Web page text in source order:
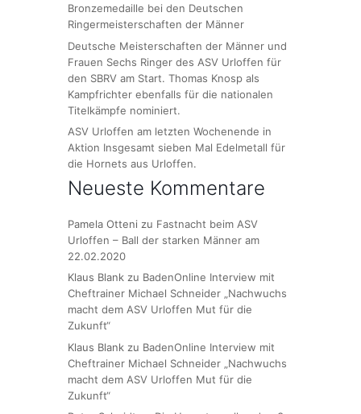
Bronzemedaille bei den Deutschen
Ringermeisterschaften der Männer
Deutsche Meisterschaften der Männer und
Frauen Sechs Ringer des ASV Urloffen für
den SBRV am Start. Thomas Knosp als
Kampfrichter ebenfalls für die nationalen
Titelkämpfe nominiert.
ASV Urloffen am letzten Wochenende in
Aktion Insgesamt sieben Mal Edelmetall für
die Hornets aus Urloffen.
Neueste Kommentare
Pamela Otteni zu Fastnacht beim ASV
Urloffen – Ball der starken Männer am
22.02.2020
Klaus Blank zu BadenOnline Interview mit
Cheftrainer Michael Schneider „Nachwuchs
macht dem ASV Urloffen Mut für die
Zukunft“
Klaus Blank zu BadenOnline Interview mit
Cheftrainer Michael Schneider „Nachwuchs
macht dem ASV Urloffen Mut für die
Zukunft“